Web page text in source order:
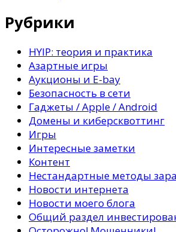
Рубрики
HYIP: теория и практика
Азартные игры
Аукционы и E-bay
Безопасность в сети
Гаджеты / Apple / Android
Домены и киберсквоттинг
Игры
Интересные заметки
Контент
Нестандартные методы
Новости интернета
Новости моего блога
Общий раздел